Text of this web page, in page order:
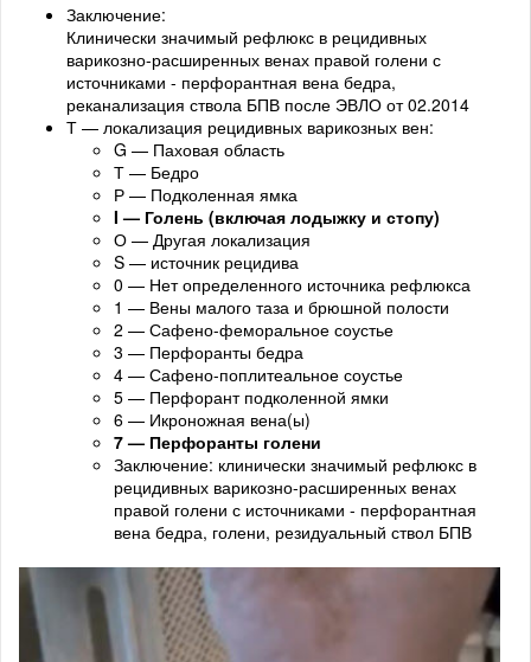
Заключение:
Клинически значимый рефлюкс в рецидивных
варикозно-расширенных венах правой голени с
источниками - перфорантная вена бедра,
реканализация ствола БПВ после ЭВЛО от 02.2014
Т — локализация рецидивных варикозных вен:
G — Паховая область
Т — Бедро
Р — Подколенная ямка
I — Голень (включая лодыжку и стопу)
О — Другая локализация
S — источник рецидива
0 — Нет определенного источника рефлюкса
1 — Вены малого таза и брюшной полости
2 — Сафено-феморальное соустье
3 — Перфоранты бедра
4 — Сафено-поплитеальное соустье
5 — Перфорант подколенной ямки
6 — Икроножная вена(ы)
7 — Перфоранты голени
Заключение: клинически значимый рефлюкс в
рецидивных варикозно-расширенных венах
правой голени с источниками - перфорантная
вена бедра, голени, резидуальный ствол БПВ